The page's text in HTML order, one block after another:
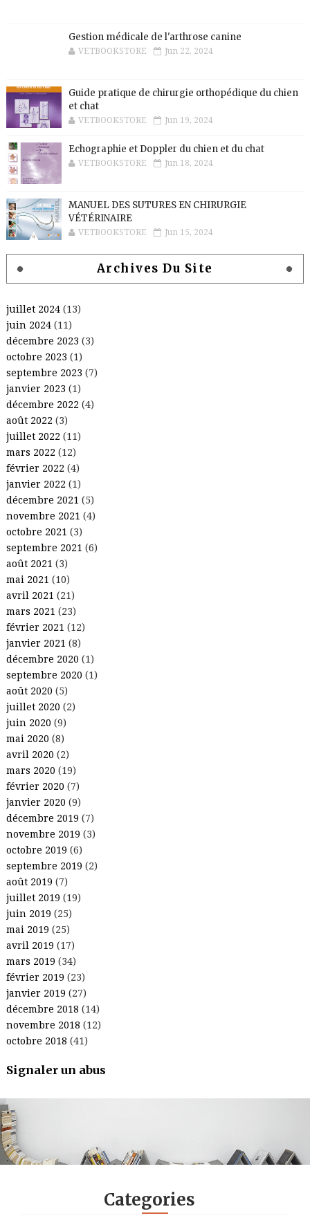
Gestion médicale de l'arthrose canine
VETBOOKSTORE Jun 22, 2024
Guide pratique de chirurgie orthopédique du chien
et chat
VETBOOKSTORE Jun 19, 2024
Echographie et Doppler du chien et du chat
VETBOOKSTORE Jun 18, 2024
MANUEL DES SUTURES EN CHIRURGIE
VÉTÉRINAIRE
VETBOOKSTORE Jun 15, 2024
Archives Du Site
juillet 2024(13)
juin 2024(11)
décembre 2023 (3)
octobre 2023 (1)
septembre 2023 (7)
janvier 2023 (1)
décembre 2022 (4)
août 2022 (3)
juillet 2022 (11)
mars 2022 (12)
février 2022 (4)
janvier 2022 (1)
décembre 2021 (5)
novembre 2021 (4)
octobre 2021 (3)
septembre 2021 (6)
août 2021 (3)
mai 2021 (10)
avril 2021 (21)
mars 2021 (23)
février 2021 (12)
janvier 2021 (8)
décembre 2020 (1)
septembre 2020 (1)
août 2020 (5)
juillet 2020 (2)
juin 2020 (9)
mai 2020 (8)
avril 2020 (2)
mars 2020 (19)
février 2020 (7)
janvier 2020 (9)
décembre 2019 (7)
novembre 2019 (3)
octobre 2019 (6)
septembre 2019 (2)
août 2019 (7)
juillet 2019 (19)
juin 2019 (25)
mai 2019 (25)
avril 2019 (17)
mars 2019 (34)
février 2019 (23)
janvier 2019 (27)
décembre 2018 (14)
novembre 2018 (12)
octobre 2018 (41)
Signaler un abus
.
.
.
.
Categories